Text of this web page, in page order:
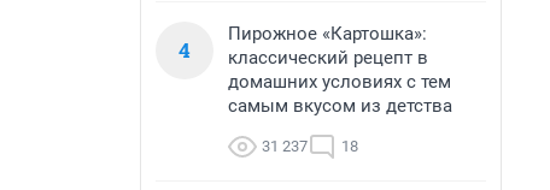
4
Пирожное «Картошка»:
классический рецепт в
домашних условиях с тем
самым вкусом из детства
31 237 18